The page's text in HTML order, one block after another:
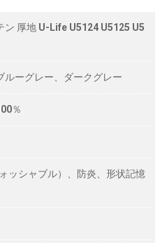
ン 厚地 U-Life U5124 U5125 U5
ルーグレー、ダークグレー
％
ッシャブル）、防炎、形状記憶